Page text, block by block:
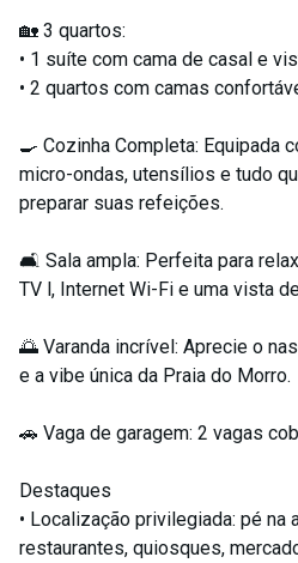
🏡 3 quartos:
• 1 suíte com cama de casal e
• 2 quartos com camas
🍳 Cozinha Completa: Equipada
micro-ondas, utensílios e tudo
preparar suas refeições.
🛋️ Sala ampla: Perfeita para
TV l, Internet Wi-Fi e uma vista
🌅 Varanda incrível: Aprecie o
e a vibe única da Praia do Morro.
🚗 Vaga de garagem: 2 vagas
Destaques
• Localização privilegiada: pé na
restaurantes, quiosques,